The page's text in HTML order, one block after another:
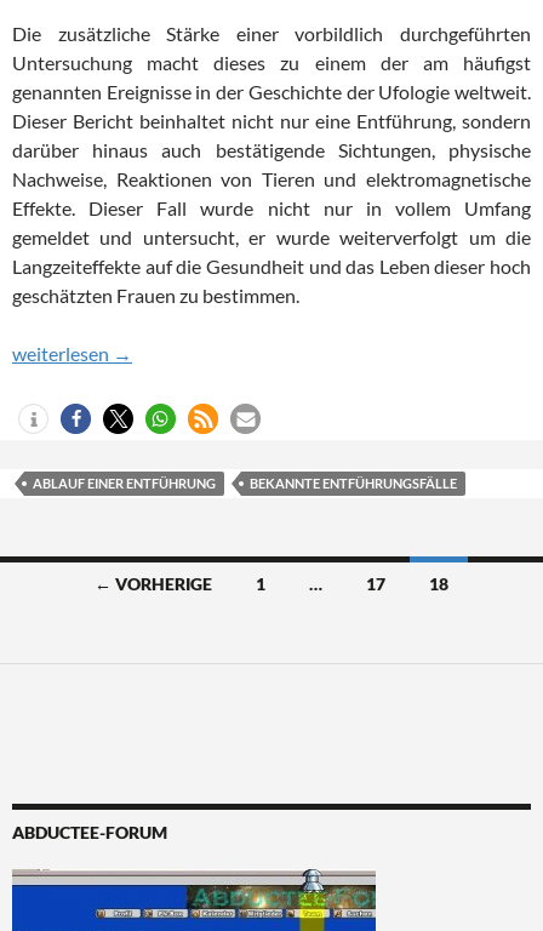
Die zusätzliche Stärke einer vorbildlich durchgeführten
Untersuchung macht dieses zu einem der am häufigst
genannten Ereignisse in der Geschichte der Ufologie weltweit.
Dieser Bericht beinhaltet nicht nur eine Entführung, sondern
darüber hinaus auch bestätigende Sichtungen, physische
Nachweise, Reaktionen von Tieren und elektromagnetische
Effekte. Dieser Fall wurde nicht nur in vollem Umfang
gemeldet und untersucht, er wurde weiterverfolgt um die
Langzeiteffekte auf die Gesundheit und das Leben dieser hoch
geschätzten Frauen zu bestimmen.
1976: Die Stanford, Kentucky-Entführungen
weiterlesen →
ABLAUF EINER ENTFÜHRUNG BEKANNTE ENTFÜHRUNGSFÄLLE
Beitragsnavigation
← VORHERIGE 1 … 17 18
ABDUCTEE-FORUM